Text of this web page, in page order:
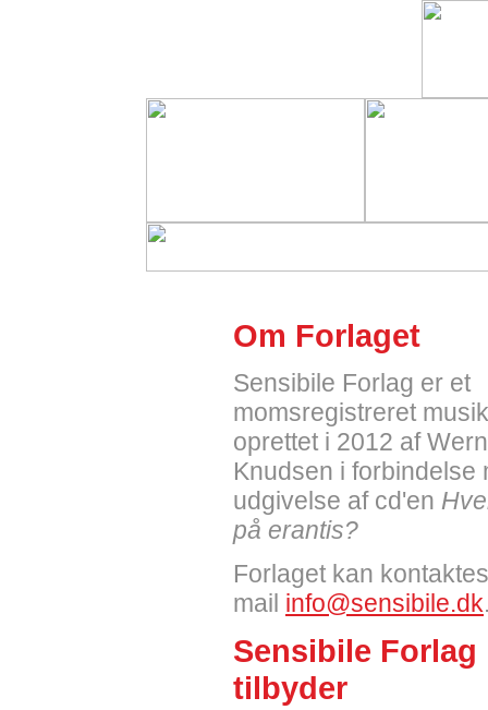
Om Forlaget
Sensibile Forlag er et
momsregistreret
oprettet i 2012 af
Knudsen i forbindelse
udgivelse af cd'en
på erantis?
Forlaget kan
mail info@sensibile.dk
Sensibile Forlag
tilbyder